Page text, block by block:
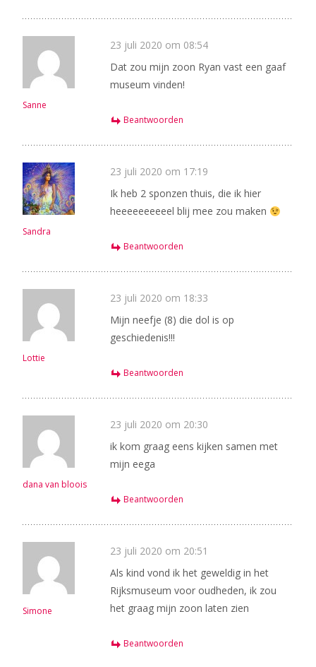
Sanne
23 juli 2020 om 08:54
Dat zou mijn zoon Ryan vast een gaaf
museum vinden!
Beantwoorden
Sandra
23 juli 2020 om 17:19
Ik heb 2 sponzen thuis, die ik hier
heeeeeeeeeel blij mee zou maken
Beantwoorden
Lottie
23 juli 2020 om 18:33
Mijn neefje (8) die dol is op
geschiedenis!!!
Beantwoorden
dana van bloois
23 juli 2020 om 20:30
ik kom graag eens kijken samen met
mijn eega
Beantwoorden
Simone
23 juli 2020 om 20:51
Als kind vond ik het geweldig in het
Rijksmuseum voor oudheden, ik zou
het graag mijn zoon laten zien
Beantwoorden